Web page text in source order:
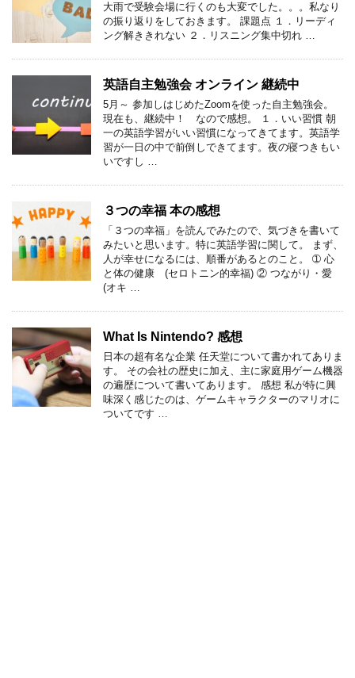
大雨で受験会場に行くのも大変でした。。。私なり
の振り返りをしておきます。 課題点 １．リーディ
ング解ききれない ２．リスニング集中切れ …
英語自主勉強会 オンライン 継続中
5月～ 参加しはじめたZoomを使った自主勉強会。
現在も、継続中！ なので感想。 １．いい習慣 朝
一の英語学習がいい習慣になってきてます。英語学
習が一日の中で前倒しできてます。夜の寝つきもい
いですし …
３つの幸福 本の感想
「３つの幸福」を読んでみたので、気づきを書いて
みたいと思います。特に英語学習に関して。 まず、
人が幸せになるには、順番があるとのこと。 ➀ 心
と体の健康 (セロトニン的幸福) ② つながり・愛
(オキ …
What Is Nintendo? 感想
日本の超有名な企業 任天堂について書かれてありま
す。 その会社の歴史に加え、主に家庭用ゲーム機器
の遍歴について書いてあります。 感想 私が特に興
味深く感じたのは、ゲームキャラクターのマリオに
ついてです …